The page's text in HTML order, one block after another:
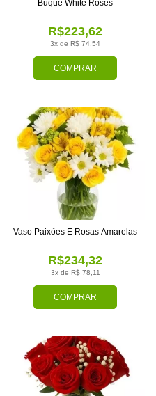
COMPRAR
3x de R$ 74,54
R$223,62
Buquê White Roses
COMPRAR
3x de R$ 78,11
R$234,32
Vaso Paixões E Rosas Amarelas